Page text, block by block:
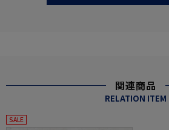
関連商品
RELATION ITEM
SALE